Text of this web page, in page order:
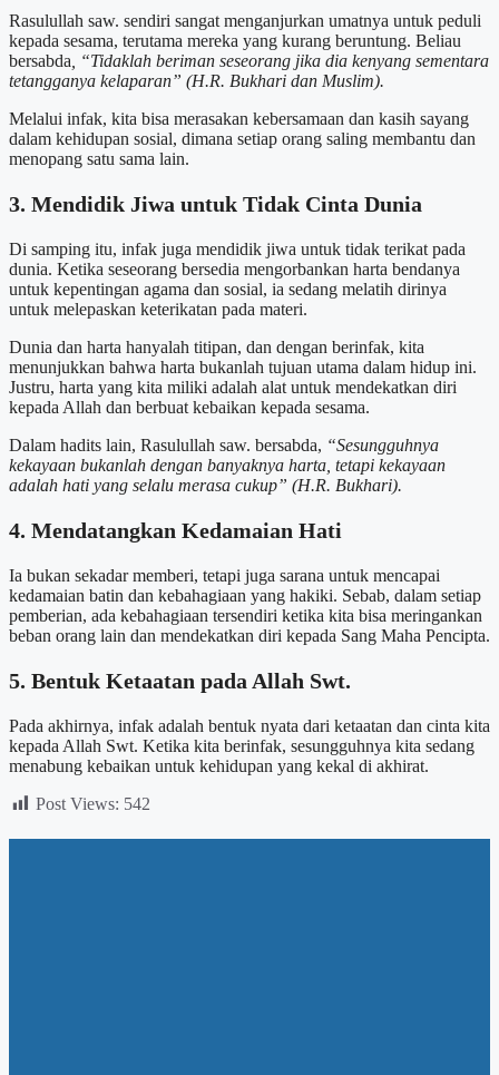
Rasulullah saw. sendiri sangat menganjurkan umatnya untuk peduli
kepada sesama, terutama mereka yang kurang beruntung. Beliau
bersabda , “Tidaklah beriman seseorang jika dia kenyang sementara
tetangganya kelaparan” (H.R. Bukhari dan Muslim).
Melalui infak, kita bisa merasakan kebersamaan dan kasih sayang
dalam kehidupan sosial, dimana setiap orang saling membantu dan
menopang satu sama lain.
3. Mendidik Jiwa untuk Tidak Cinta Dunia
Di samping itu, infak juga mendidik jiwa untuk tidak terikat pada
dunia. Ketika seseorang bersedia mengorbankan harta bendanya
untuk kepentingan agama dan sosial, ia sedang melatih dirinya
untuk melepaskan keterikatan pada materi.
Dunia dan harta hanyalah titipan, dan dengan berinfak, kita
menunjukkan bahwa harta bukanlah tujuan utama dalam hidup ini.
Justru, harta yang kita miliki adalah alat untuk mendekatkan diri
kepada Allah dan berbuat kebaikan kepada sesama.
Dalam hadits lain, Rasulullah saw. bersabda, “Sesungguhnya
kekayaan bukanlah dengan banyaknya harta, tetapi kekayaan
adalah hati yang selalu merasa cukup” (H.R. Bukhari).
4. Mendatangkan Kedamaian Hati
Ia bukan sekadar memberi, tetapi juga sarana untuk mencapai
kedamaian batin dan kebahagiaan yang hakiki. Sebab, dalam setiap
pemberian, ada kebahagiaan tersendiri ketika kita bisa meringankan
beban orang lain dan mendekatkan diri kepada Sang Maha Pencipta.
5. Bentuk Ketaatan pada Allah Swt.
Pada akhirnya, infak adalah bentuk nyata dari ketaatan dan cinta kita
kepada Allah Swt. Ketika kita berinfak, sesungguhnya kita sedang
menabung kebaikan untuk kehidupan yang kekal di akhirat.
Post Views: 542